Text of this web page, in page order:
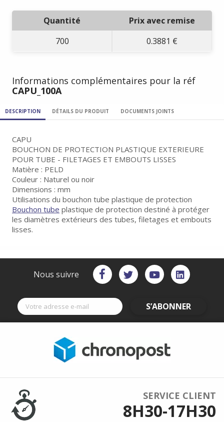
Quantité
Prix avec remise
700
0.3881 €
Informations complémentaires pour la réf
CAPU_100A
DESCRIPTION DÉTAILS DU PRODUIT DOCUMENTS JOINTS
CAPU
BOUCHON DE PROTECTION PLASTIQUE EXTERIEURE
POUR TUBE - FILETAGES ET EMBOUTS LISSES
Matière : PELD
Couleur : Naturel ou noir
Dimensions : mm
Utilisations du bouchon tube plastique de protection
Bouchon tube plastique de protection destiné à protéger
les diamètres extérieurs des tubes, filetages et embouts
lisses.
Nous suivre
S’ABONNER
SERVICE CLIENT
8H30-17H30